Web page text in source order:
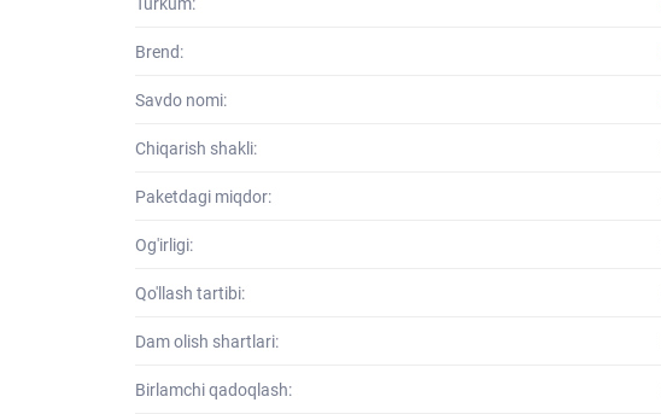
Brend:
Savdo nomi:
Chiqarish shakli:
Paketdagi miqdor:
Og'irligi:
Qo'llash tartibi:
Dam olish shartlari:
Birlamchi qadoqlash: